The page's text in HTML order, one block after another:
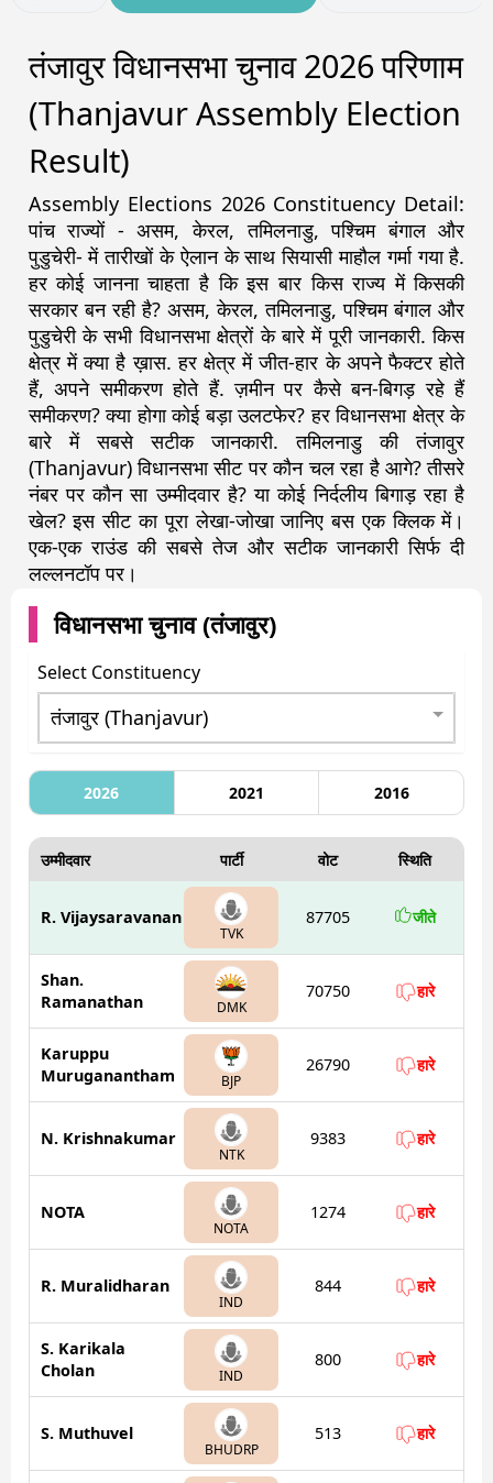
तंजावुर विधानसभा चुनाव 2026 परिणाम
(Thanjavur Assembly Election
Result)
Assembly Elections 2026 Constituency Detail:
पांच राज्यों - असम, केरल, तमिलनाडु, पश्चिम बंगाल और
पुडुचेरी- में तारीखों के ऐलान के साथ सियासी माहौल गर्मा गया है.
हर कोई जानना चाहता है कि इस बार किस राज्य में किसकी
सरकार बन रही है? असम, केरल, तमिलनाडु, पश्चिम बंगाल और
पुडुचेरी के सभी विधानसभा क्षेत्रों के बारे में पूरी जानकारी. किस
क्षेत्र में क्या है ख़ास. हर क्षेत्र में जीत-हार के अपने फैक्टर होते
हैं, अपने समीकरण होते हैं. ज़मीन पर कैसे बन-बिगड़ रहे हैं
समीकरण? क्या होगा कोई बड़ा उलटफेर? हर विधानसभा क्षेत्र के
बारे में सबसे सटीक जानकारी. तमिलनाडु की तंजावुर
(Thanjavur) विधानसभा सीट पर कौन चल रहा है आगे? तीसरे
नंबर पर कौन सा उम्मीदवार है? या कोई निर्दलीय बिगाड़ रहा है
खेल? इस सीट का पूरा लेखा-जोखा जानिए बस एक क्लिक में।
एक-एक राउंड की सबसे तेज और सटीक जानकारी सिर्फ दी
लल्लनटॉप पर।
विधानसभा चुनाव (तंजावुर)
Select Constituency
2026 2021 2016
उम्मीदवार पार्टी वोट स्थिति
R. Vijaysaravanan
TVK
87705 जीते
Shan.
Ramanathan
DMK
70750 हारे
Karuppu
Muruganantham
BJP
26790 हारे
N. Krishnakumar
NTK
9383 हारे
NOTA
NOTA
1274 हारे
R. Muralidharan
IND
844 हारे
S. Karikala
Cholan
IND
800 हारे
S. Muthuvel
BHUDRP
513 हारे